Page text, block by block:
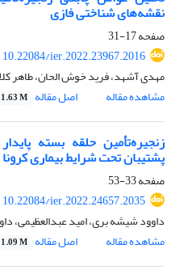
نقشه‌های شناختی فازی
صفحه17-31
10.22084/ier.2022.23967.2016
مهدی آشهد، فرید خوش الحان، طاهر
مشاهده مقاله
اصل مقاله 1.63 M
زنجیره‌تأمین حلقه بسته
پشتیبان تحت شرایط بیماری کرونا
صفحه33-53
10.22084/ier.2022.24657.2035
داوود شیشه بری، امید عبدالعظیمی،
مشاهده مقاله
اصل مقاله 1.09 M